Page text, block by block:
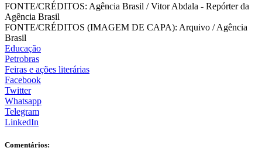
FONTE/CRÉDITOS: Agência Brasil / Vitor Abdala - Repórter da
Agência Brasil
FONTE/CRÉDITOS (IMAGEM DE CAPA): Arquivo / Agência
Brasil
Educação
Petrobras
Feiras e ações literárias
Facebook
Twitter
Whatsapp
Telegram
LinkedIn
Comentários: